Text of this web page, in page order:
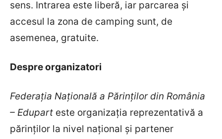
sens. Intrarea este liberă, iar parcarea și
accesul la zona de camping sunt, de
asemenea, gratuite.
Despre organizatori
Federația Națională a Părinților din România
– Edupart este organizația reprezentativă a
părinților la nivel național și partener